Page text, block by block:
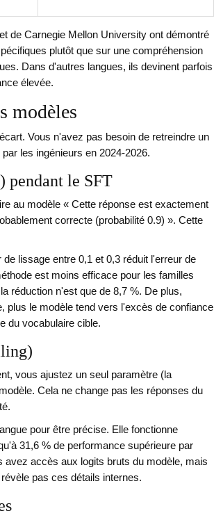
de Carnegie Mellon University ont démontré
plutôt que sur une compréhension
Dans d'autres langues, ils devinent parfois
élevée.
modèles
Vous n'avez pas besoin de retreindre un
les ingénieurs en 2024-2026.
pendant le SFT
au modèle « Cette réponse est exactement
correcte (probabilité 0.9) ». Cette
lissage entre 0,1 et 0,3 réduit l'erreur de
est moins efficace pour les familles
réduction n'est que de 8,7 %. De plus,
plus le modèle tend vers l'excès de confiance
du vocabulaire cible.
vous ajustez un seul paramètre (la
Cela ne change pas les réponses du
pour être précise. Elle fonctionne
31,6 % de performance supérieure par
avez accès aux logits bruts du modèle, mais
pas ces détails internes.